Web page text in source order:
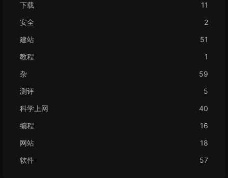
下载
11
安全
2
建站
51
教程
1
杂
59
测评
5
科学上网
40
编程
16
网站
18
软件
57